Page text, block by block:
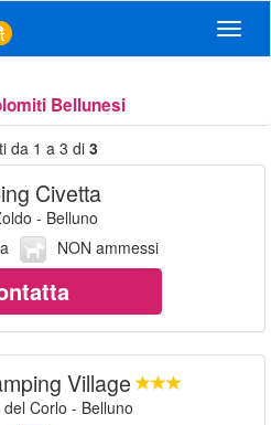
Bellunesi
da 1 a 3 di 3
Civetta
- Belluno
NON ammessi
Village
Corlo - Belluno